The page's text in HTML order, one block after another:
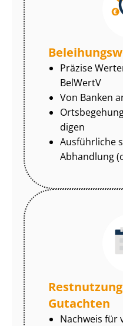
Präzise
BelWertV
Von Banken
di­gen
Ausführliche
Abhandlung
Gutachten
Nachweis für